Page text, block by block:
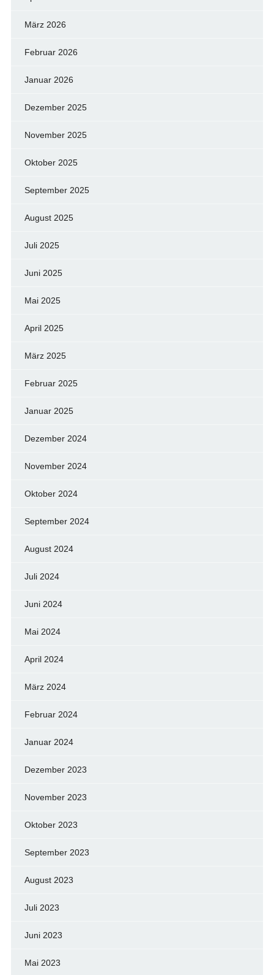
März 2026
Februar 2026
Januar 2026
Dezember 2025
November 2025
Oktober 2025
September 2025
August 2025
Juli 2025
Juni 2025
Mai 2025
April 2025
März 2025
Februar 2025
Januar 2025
Dezember 2024
November 2024
Oktober 2024
September 2024
August 2024
Juli 2024
Juni 2024
Mai 2024
April 2024
März 2024
Februar 2024
Januar 2024
Dezember 2023
November 2023
Oktober 2023
September 2023
August 2023
Juli 2023
Juni 2023
Mai 2023